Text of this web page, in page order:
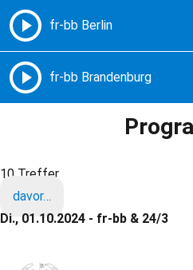
Freie Radios – Berlin
10 Treffer
davor…
Di., 01.10.2024 - fr-bb & 24/3